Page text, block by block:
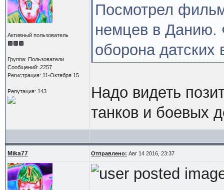
Активный пользователь
Группа: Пользователи
Сообщений: 2257
Регистрация: 11-Октября 15
Репутация: 143
Посмотрел
немцев в Данию.
оборона датских
Надо видеть
танков и боевых
Mika77 Отправлено: Авг 14 2016, 23:37